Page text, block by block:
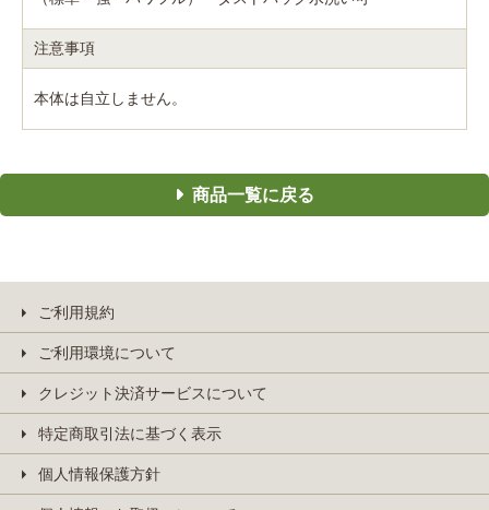
注意事項
本体は自立しません。
商品一覧に戻る
ご利用規約
ご利用環境について
クレジット決済サービスについて
特定商取引法に基づく表示
個人情報保護方針